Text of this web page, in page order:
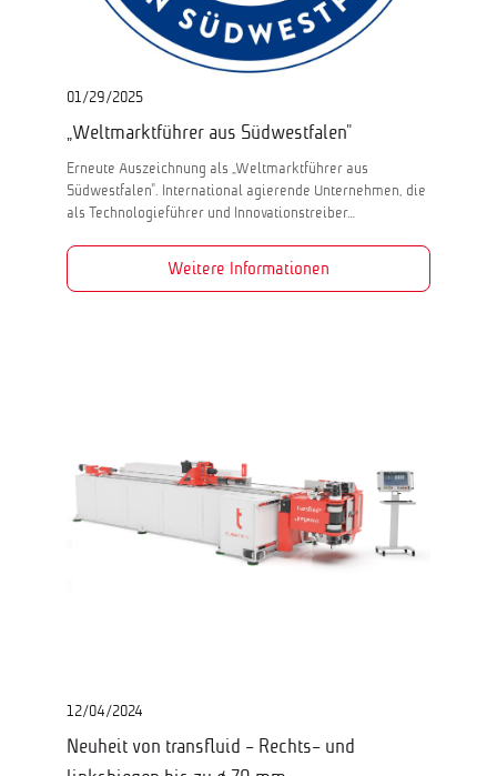
01/29/2025
„Weltmarktführer aus Südwestfalen"
Erneute Auszeichnung als „Weltmarktführer aus
Südwestfalen". International agierende Unternehmen, die
als Technologieführer und Innovationstreiber…
Weitere Informationen
12/04/2024
Neuheit von transfluid - Rechts- und